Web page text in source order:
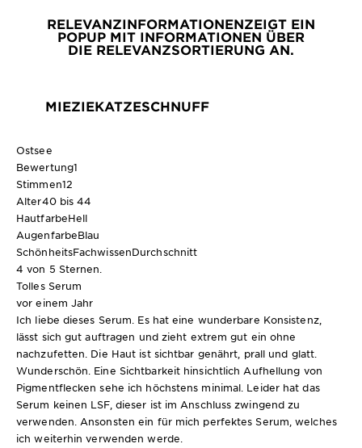
RELEVANZINFORMATIONENZEIGT EIN
POPUP MIT INFORMATIONEN ÜBER
DIE RELEVANZSORTIERUNG AN.
MIEZIEKATZESCHNUFF
Ostsee
Bewertung1
Stimmen12
Alter40 bis 44
HautfarbeHell
AugenfarbeBlau
SchönheitsFachwissenDurchschnitt
4 von 5 Sternen.
Tolles Serum
vor einem Jahr
Ich liebe dieses Serum. Es hat eine wunderbare Konsistenz,
lässt sich gut auftragen und zieht extrem gut ein ohne
nachzufetten. Die Haut ist sichtbar genährt, prall und glatt.
Wunderschön. Eine Sichtbarkeit hinsichtlich Aufhellung von
Pigmentflecken sehe ich höchstens minimal. Leider hat das
Serum keinen LSF, dieser ist im Anschluss zwingend zu
verwenden. Ansonsten ein für mich perfektes Serum, welches
ich weiterhin verwenden werde.